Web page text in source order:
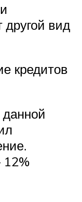
вид
кредитов
12%